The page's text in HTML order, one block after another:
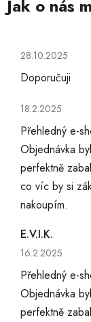
Hodnocení
28.10.2025
Doporučuji
Hodnocení
18.2.2025
Přehledný e-
Objednávka
perfektně
co víc by si
nakoupím.
E.V.I.K.
Hodnocení
16.2.2025
Přehledný e-
Objednávka
perfektně